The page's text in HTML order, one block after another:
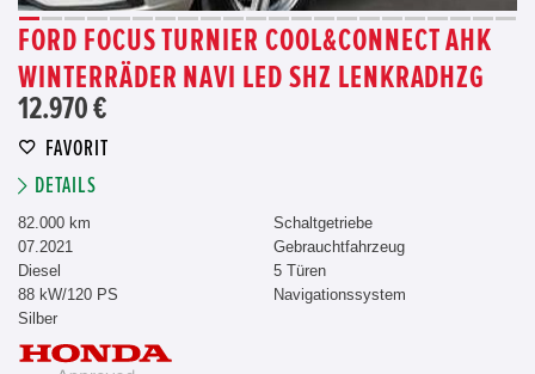
FORD FOCUS TURNIER COOL&CONNECT AHK
WINTERRÄDER NAVI LED SHZ LENKRADHZG
12.970 €
FAVORIT
DETAILS
82.000 km
07.2021
Diesel
88 kW/120 PS
Silber
Schaltgetriebe
Gebrauchtfahrzeug
5 Türen
Navigationssystem